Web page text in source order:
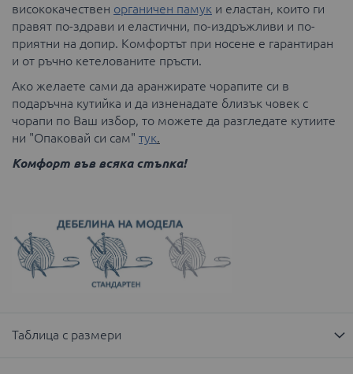
висококачествен органичен памук и еластан, които ги
правят по-здрави и еластични, по-издръжливи и по-
приятни на допир. Комфортът при носене е гарантиран
и от ръчно кетелованите пръсти.
Ако желаете сами да аранжирате чорапите си в
подаръчна кутийка и да изненадате близък човек с
чорапи по Ваш избор, то можете да разгледате кутиите
ни "Опаковай си сам" тук.
Комфорт във всяка стъпка!
Таблица с размери